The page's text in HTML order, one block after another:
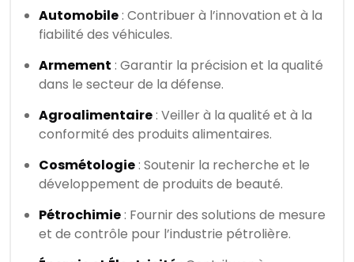
Automobile: Contribuer à l’innovation et à la
fiabilité des véhicules.
Armement : Garantir la précision et la qualité
dans le secteur de la défense.
Agroalimentaire: Veiller à la qualité et à la
conformité des produits alimentaires.
Cosmétologie: Soutenir la recherche et le
développement de produits de beauté.
Pétrochimie: Fournir des solutions de mesure
et de contrôle pour l’industrie pétrolière.